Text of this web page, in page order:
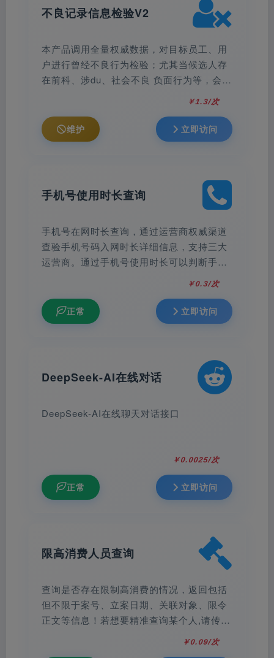
不良记录信息检验V2
本产品调用全量权威数据，对目标员工、用
户进行曾经不良行为检验；尤其当候选人存
在前科、涉du、社会不良 负面行为等，会让
企业面临巨大潜在风险。企业在录用员工时
￥1.3/次
维护 立即访问
手机号使用时长查询
手机号在网时长查询，通过运营商权威渠道
查验手机号码入网时长详细信息，支持三大
运营商。通过手机号使用时长可以判断手机
号是否是新号、或判断是否经常换手机号。
￥0.3/次
正常 立即访问
DeepSeek-AI在线对话
DeepSeek-AI在线聊天对话接口
￥0.0025/次
正常 立即访问
限高消费人员查询
查询是否存在限制高消费的情况，返回包括
但不限于案号、立案日期、关联对象、限令
正文等信息！若想要精准查询某个人,请传入
￥0.09/次